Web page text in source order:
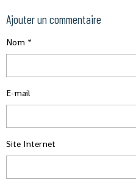
Ajouter un commentaire
Nom
E-mail
Site Internet